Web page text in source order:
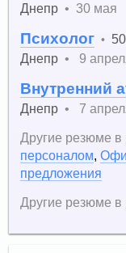
Днепр •30 мая
Психолог •
Днепр • 9
Внутренний
Днепр •
7
Другие резюме в
персоналом,
предложения
Другие резюме в